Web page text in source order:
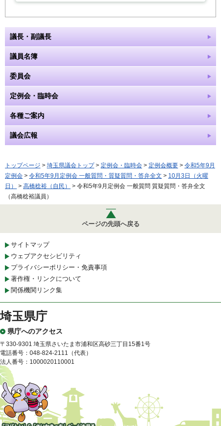
議長・副議長
議員名簿
委員会
定例会・臨時会
各種ご案内
議会広報
トップページ > 埼玉県議会トップ> 定例会・臨時会 > 定例会概要 > 令和5年9月
定例会 > 令和5年9月定例会 一般質問・質疑質問・答弁全文 > 10月3日（火曜
日）
> 高橋稔裕（自民）
> 令和5年9月定例会 一般質問 質疑質問・答弁全文
（高橋稔裕議員）
ページの先頭へ戻る
サイトマップ
ウェブアクセシビリティ
プライバシーポリシー・免責事項
著作権・リンクについて
関係機関リンク集
埼玉県庁
県庁へのアクセス
〒330-9301 埼玉県さいたま市浦和区高砂三丁目15番1号
電話番号：048-824-2111（代表）
法人番号：1000020110001